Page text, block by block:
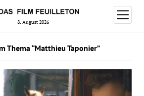
8. August 2026
Menü
öffnen
Thema “Matthieu Taponier”